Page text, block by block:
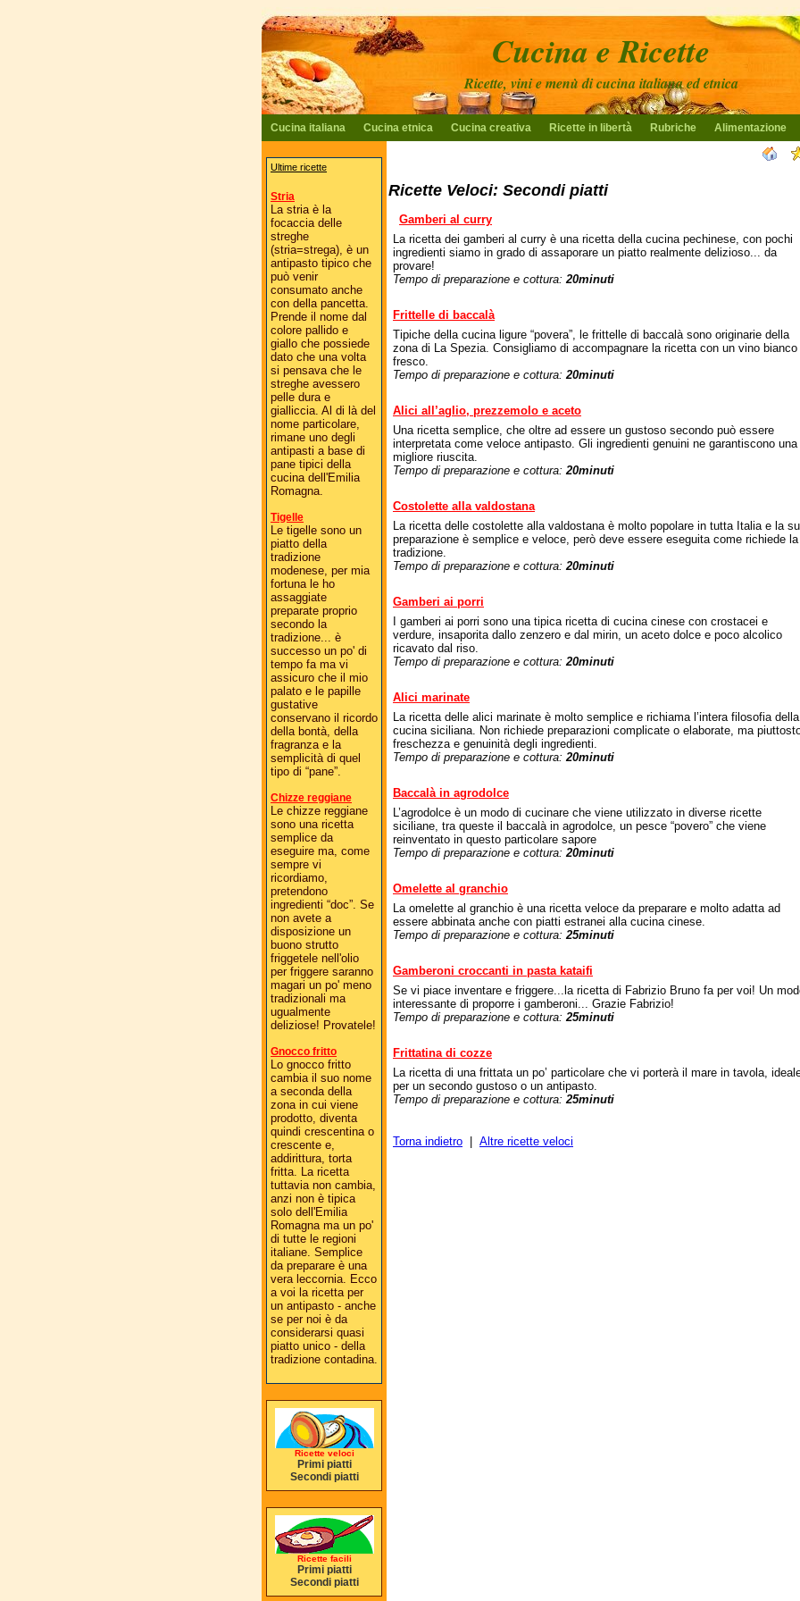
Ricette Veloci: Secondi piatti
Gamberi al curry
La ricetta dei gamberi al curry è una ricetta della cucina pechinese, con pochi
ingredienti siamo in grado di assaporare un piatto realmente delizioso... da
provare!
Tempo di preparazione e cottura:20minuti
Frittelle di baccalà
Tipiche della cucina ligure “povera”, le frittelle di baccalà sono originarie della
zona di La Spezia. Consigliamo di accompagnare la ricetta con un vino bianco
fresco.
Tempo di preparazione e cottura:20minuti
Alici all’aglio, prezzemolo e aceto
Una ricetta semplice, che oltre ad essere un gustoso secondo può essere
interpretata come veloce antipasto. Gli ingredienti genuini ne garantiscono una
migliore riuscita.
Tempo di preparazione e cottura:20minuti
Costolette alla valdostana
La ricetta delle costolette alla valdostana è molto popolare in tutta Italia e la
preparazione è semplice e veloce, però deve essere eseguita come richiede la
tradizione.
Tempo di preparazione e cottura:20minuti
Gamberi ai porri
I gamberi ai porri sono una tipica ricetta di cucina cinese con crostacei e
verdure, insaporita dallo zenzero e dal mirin, un aceto dolce e poco alcolico
ricavato dal riso.
Tempo di preparazione e cottura:20minuti
Alici marinate
La ricetta delle alici marinate è molto semplice e richiama l’intera filosofia della
cucina siciliana. Non richiede preparazioni complicate o elaborate, ma
freschezza e genuinità degli ingredienti.
Tempo di preparazione e cottura:20minuti
Baccalà in agrodolce
L’agrodolce è un modo di cucinare che viene utilizzato in diverse ricette
siciliane, tra queste il baccalà in agrodolce, un pesce “povero” che viene
reinventato in questo particolare sapore
Tempo di preparazione e cottura:20minuti
Omelette al granchio
La omelette al granchio è una ricetta veloce da preparare e molto adatta ad
essere abbinata anche con piatti estranei alla cucina cinese.
Tempo di preparazione e cottura:25minuti
Gamberoni croccanti in pasta kataifi
Se vi piace inventare e friggere...la ricetta di Fabrizio Bruno fa per voi! Un
interessante di proporre i gamberoni... Grazie Fabrizio!
Tempo di preparazione e cottura:25minuti
Frittatina di cozze
La ricetta di una frittata un po’ particolare che vi porterà il mare in tavola,
per un secondo gustoso o un antipasto.
Tempo di preparazione e cottura:25minuti
Torna indietro Altre ricette veloci
Cucina e Ricette
Ricette, vini e menù di cucina italiana ed etnica
Ultime ricette
Stria
La stria è la
focaccia delle
streghe
(stria=strega), è un
antipasto tipico che
può venir
consumato anche
con della pancetta.
Prende il nome dal
colore pallido e
giallo che possiede
dato che una volta
si pensava che le
streghe avessero
pelle dura e
gialliccia. Al di là del
nome particolare,
rimane uno degli
antipasti a base di
pane tipici della
cucina dell'Emilia
Romagna.
Tigelle
Le tigelle sono un
piatto della
tradizione
modenese, per mia
fortuna le ho
assaggiate
preparate proprio
secondo la
tradizione... è
successo un po' di
tempo fa ma vi
assicuro che il mio
palato e le papille
gustative
conservano il ricordo
della bontà, della
fragranza e la
semplicità di quel
tipo di “pane”.
Chizze reggiane
Le chizze reggiane
sono una ricetta
semplice da
eseguire ma, come
sempre vi
ricordiamo,
pretendono
ingredienti “doc”. Se
non avete a
disposizione un
buono strutto
friggetele nell'olio
per friggere saranno
magari un po' meno
tradizionali ma
ugualmente
deliziose! Provatele!
Gnocco fritto
Lo gnocco fritto
cambia il suo nome
a seconda della
zona in cui viene
prodotto, diventa
quindi crescentina o
crescente e,
addirittura, torta
fritta. La ricetta
tuttavia non cambia,
anzi non è tipica
solo dell'Emilia
Romagna ma un po'
di tutte le regioni
italiane. Semplice
da preparare è una
vera leccornia. Ecco
a voi la ricetta per
un antipasto - anche
se per noi è da
considerarsi quasi
piatto unico - della
tradizione contadina.
Ricette veloci
Primi piatti
Secondi piatti
Ricette facili
Primi piatti
Secondi piatti
Cucina italiana Cucina etnica Cucina creativa Ricette in libertà Rubriche Alimentazione